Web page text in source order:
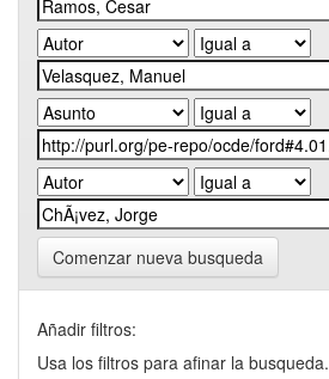
Comenzar nueva busqueda
Añadir filtros:
Usa los filtros para afinar la busqueda.